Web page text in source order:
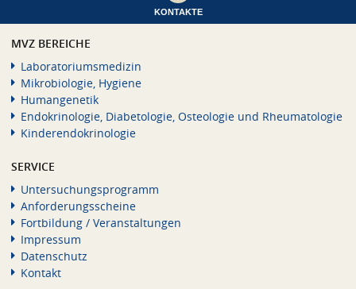
KONTAKTE
MVZ BEREICHE
Laboratoriumsmedizin
Mikrobiologie, Hygiene
Humangenetik
Endokrinologie, Diabetologie, Osteologie und Rheumatologie
Kinderendokrinologie
SERVICE
Untersuchungsprogramm
Anforderungsscheine
Fortbildung / Veranstaltungen
Impressum
Datenschutz
Kontakt